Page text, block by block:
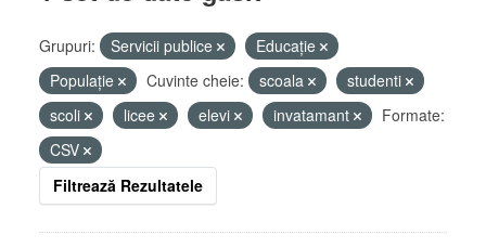
Grupuri: Servicii publice
Educație
Populație
Cuvinte cheie: scoala
studenti
scoli
licee elevi invatamant
Formate:
CSV
Filtrează Rezultatele